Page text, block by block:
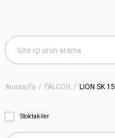
Anasayfa FALCON LION SK
Stoktakiler